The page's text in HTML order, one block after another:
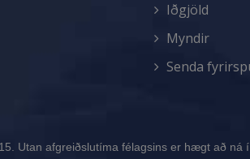
Iðgjöld
Myndir
Senda
Utan afgreiðslutíma félagsins er hægt að ná